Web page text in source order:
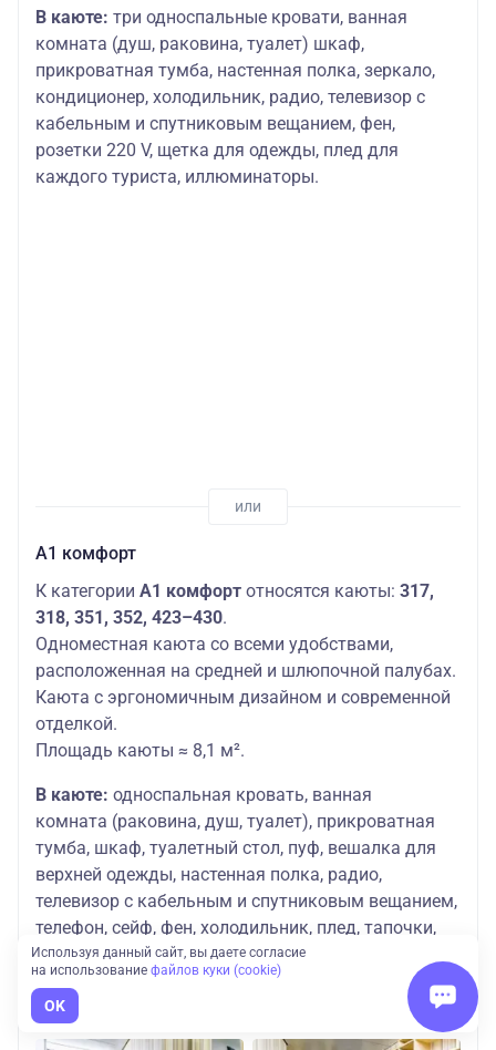
В каюте: три односпальные кровати, ванная
комната (душ, раковина, туалет) шкаф,
прикроватная тумба, настенная полка, зеркало,
кондиционер, холодильник, радио, телевизор с
кабельным и спутниковым вещанием, фен,
розетки 220 V, щетка для одежды, плед для
каждого туриста, иллюминаторы.
А1 комфорт
К категории А1 комфорт относятся каюты: 317,
318, 351, 352, 423–430.
Одноместная каюта со всеми удобствами,
расположенная на средней и шлюпочной палубах.
Каюта с эргономичным дизайном и современной
отделкой.
Площадь каюты ≈ 8,1 м².
В каюте: односпальная кровать, ванная
комната (раковина, душ, туалет), прикроватная
тумба, шкаф, туалетный стол, пуф, вешалка для
верхней одежды, настенная полка, радио,
телевизор с кабельным и спутниковым вещанием,
телефон, сейф, фен, холодильник, плед, тапочки,
набор посуды, оптимальное кол-во электрических
розеток на 220V, щетка для одежды, кондиционер,
обзорное окно.
Используя данный сайт, вы даете согласие
на использование файлов куки (cookie)
OK